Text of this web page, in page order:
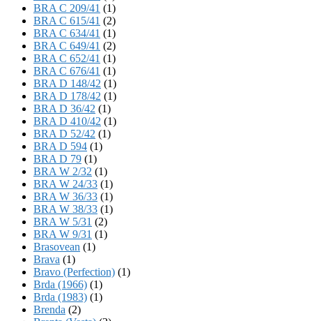
BRA C 209/41 (1)
BRA C 615/41 (2)
BRA C 634/41 (1)
BRA C 649/41 (2)
BRA C 652/41 (1)
BRA C 676/41 (1)
BRA D 148/42 (1)
BRA D 178/42 (1)
BRA D 36/42 (1)
BRA D 410/42 (1)
BRA D 52/42 (1)
BRA D 594 (1)
BRA D 79 (1)
BRA W 2/32 (1)
BRA W 24/33 (1)
BRA W 36/33 (1)
BRA W 38/33 (1)
BRA W 5/31 (2)
BRA W 9/31 (1)
Brasovean (1)
Brava (1)
Bravo (Perfection) (1)
Brda (1966) (1)
Brda (1983) (1)
Brenda (2)